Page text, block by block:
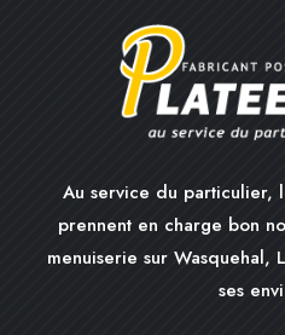
Au service du particulier,
prennent en charge bon
menuiserie sur Wasquehal,
ses